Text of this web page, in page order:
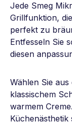
Jede Smeg
Grillfunktion,
perfekt zu
Entfesseln Sie
diesen
Wählen Sie
klassischem
warmem